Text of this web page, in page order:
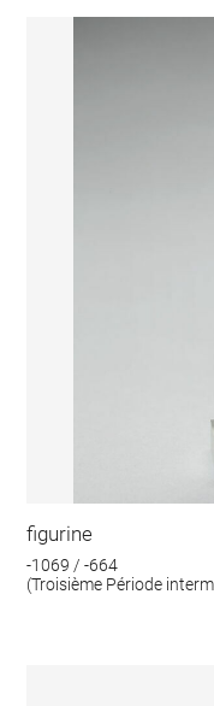
figurine
-1069 / -664
(Troisième Période